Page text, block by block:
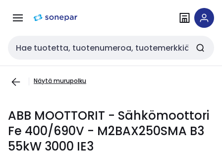
navigointiinsisältöön
Haku
Näytä murupolku
ABB MOOTTORIT - Sähkömoottori
Fe 400/690V - M2BAX250SMA B3
55kW 3000 IE3